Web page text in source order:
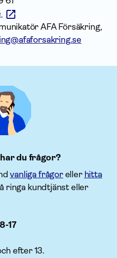
AFA Försäkring,
du frågor?
vanliga frågoreller hitta
ringa kundtjänst eller
17
efter 13.